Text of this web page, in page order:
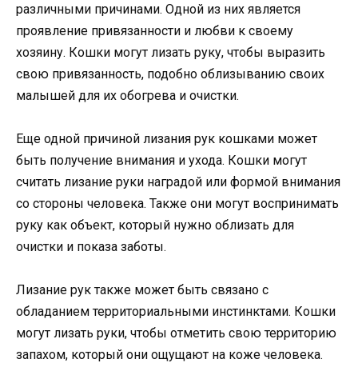
различными причинами. Одной из них является
проявление привязанности и любви к своему
хозяину. Кошки могут лизать руку, чтобы выразить
свою привязанность, подобно облизыванию своих
малышей для их обогрева и очистки.
Еще одной причиной лизания рук кошками может
быть получение внимания и ухода. Кошки могут
считать лизание руки наградой или формой внимания
со стороны человека. Также они могут воспринимать
руку как объект, который нужно облизать для
очистки и показа заботы.
Лизание рук также может быть связано с
обладанием территориальными инстинктами. Кошки
могут лизать руки, чтобы отметить свою территорию
запахом, который они ощущают на коже человека.